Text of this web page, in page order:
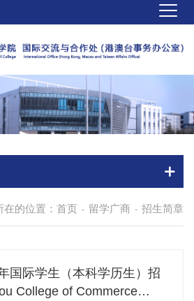
在的位置： 首页 - 留学广商 - 招生简章
国际学生（本科学历生）招
College of Commerce